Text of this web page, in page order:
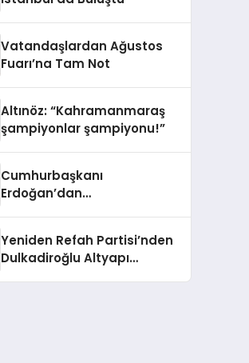
Vatandaşlardan Ağustos
Fuarı’na Tam Not
Altınöz: “Kahramanmaraş
şampiyonlar şampiyonu!”
Cumhurbaşkanı
Erdoğan’dan
Yeniden Refah Partisi’nden
Dulkadiroğlu Altyapı